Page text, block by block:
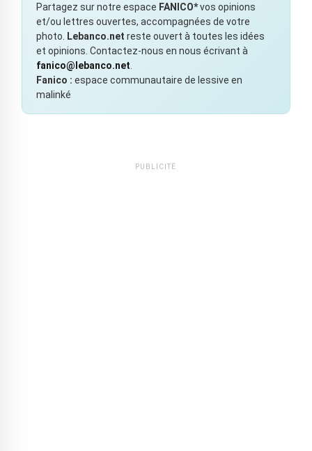
Partagez sur notre espace FANICO*vos opinions
et/ou lettres ouvertes, accompagnées de votre
photo. Lebanco.net reste ouvert à toutes les idées
et opinions. Contactez-nous en nous écrivant à
fanico@lebanco.net
Fanico : espace communautaire de lessive en
malinké
PUBLICITÉ